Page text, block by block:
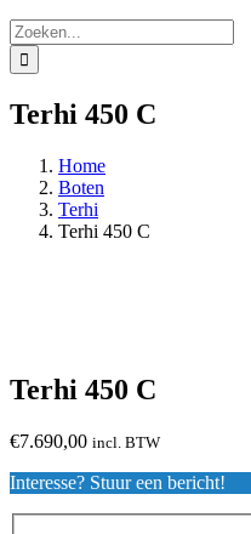
Zoeken
naar:
Terhi 450 C
Home
Boten
Terhi
Terhi 450 C
Terhi 450 C
€7.690,00 incl. BTW
Interesse? Stuur een bericht!